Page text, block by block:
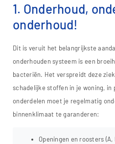
1. Onderhoud,
onderhoud!
Dit is veruit het belangrijkste
onderhouden systeem is een
bacteriën. Het verspreidt deze
schadelijke stoffen in je woning, in
onderdelen moet je regelmatig
binnenklimaat te garanderen:
Openingen en roosters